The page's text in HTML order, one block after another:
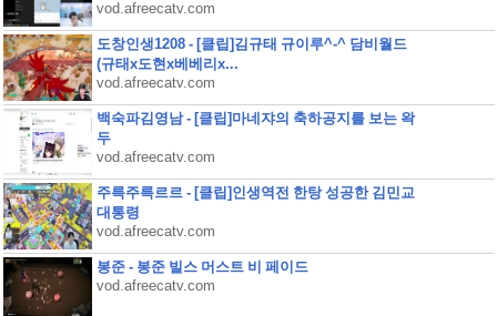
vod.afreecatv.com
도창인생1208 - [클립]김규태 규이루^-^ 담비월드
(규태x도현x베베리x...
vod.afreecatv.com
백숙파김영남 - [클립]마네쟈의 축하공지를 보는 왁
두
vod.afreecatv.com
주륵주륵르르 - [클립]인생역전 한탕 성공한 김민교
대통령
vod.afreecatv.com
봉준 - 봉준 빌스 머스트 비 페이드
vod.afreecatv.com